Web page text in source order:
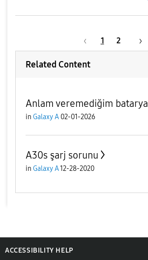
1 2
Related Content
Anlam veremediğim batarya
in Galaxy A 02-01-2026
A30s şarj sorunu
in Galaxy A12-28-2020
ACCESSIBILITY HELP